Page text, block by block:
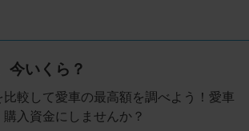
今いくら？
較して愛車の最高額を調べよう！愛車
入資金にしませんか？